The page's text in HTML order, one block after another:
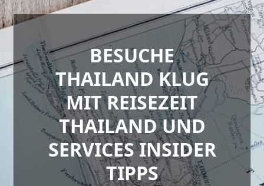
BESUCHE
THAILAND KLUG
MIT REISEZEIT
THAILAND UND
SERVICES INSIDER
TIPPS